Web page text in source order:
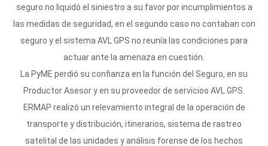
seguro no liquidó el siniestro a su favor por incumplimientos a
las medidas de seguridad, en el segundo caso no contaban con
seguro y el sistema AVL GPS no reunía las condiciones para
actuar ante la amenaza en cuestión.
La PyME perdió su confianza en la función del Seguro, en su
Productor Asesor y en su proveedor de servicios AVL GPS.
ERMAP realizó un relevamiento integral de la operación de
transporte y distribución, itinerarios, sistema de rastreo
satelital de las unidades y análisis forense de los hechos